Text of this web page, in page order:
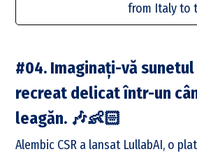
from Italy to
#04. Imaginați-vă
recreat delicat într-un
leagăn. 🎶👶🏻
Alembic CSR a lansat LullabAI, o